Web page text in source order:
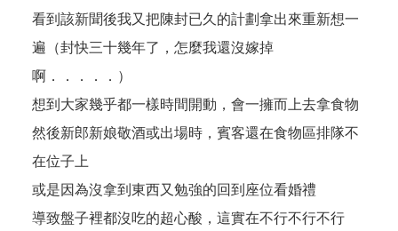
看到該新聞後我又把陳封已久的計劃拿出來重新想一
遍（封快三十幾年了，怎麼我還沒嫁掉
啊．．．．．）
想到大家幾乎都一樣時間開動，會一擁而上去拿食物
然後新郎新娘敬酒或出場時，賓客還在食物區排隊不
在位子上
或是因為沒拿到東西又勉強的回到座位看婚禮
導致盤子裡都沒吃的超心酸，這實在不行不行不行